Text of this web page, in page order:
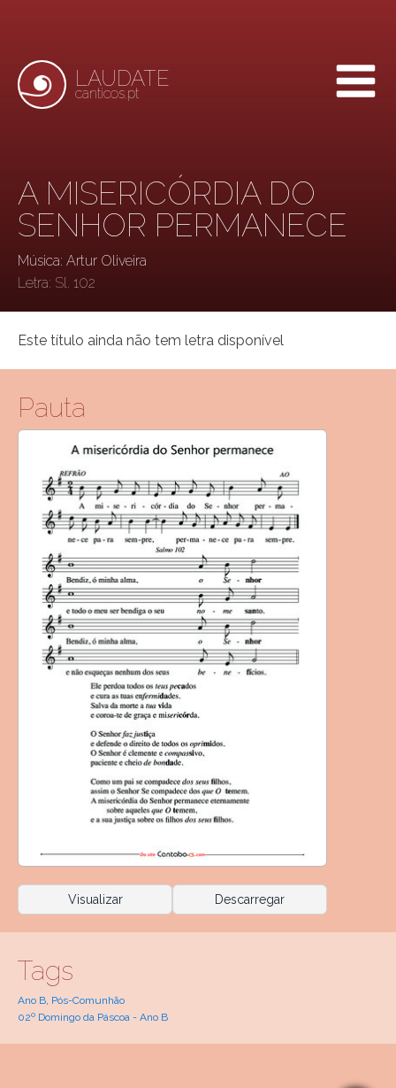
LAUDATE
canticos.pt
A MISERICÓRDIA DO
SENHOR PERMANECE
Música: Artur Oliveira
Letra: Sl. 102
Este título ainda não tem letra disponível
Pauta
Visualizar Descarregar
Tags
Ano B, Pós-Comunhão
02º Domingo da Páscoa - Ano B